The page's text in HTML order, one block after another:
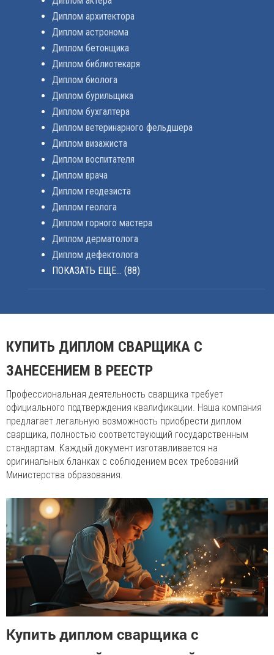
Диплом архитектора
Диплом астронома
Диплом бетонщика
Диплом библиотекаря
Диплом биолога
Диплом бурильщика
Диплом бухгалтера
Диплом ветеринарного фельдшера
Диплом визажиста
Диплом воспитателя
Диплом врача
Диплом геодезиста
Диплом геолога
Диплом горного мастера
Диплом дерматолога
Диплом дефектолога
ПОКАЗАТЬ ЕЩЕ... (88)
КУПИТЬ ДИПЛОМ СВАРЩИКА С
ЗАНЕСЕНИЕМ В РЕЕСТР
Профессиональная деятельность сварщика требует
официального подтверждения квалификации. Наша компания
предлагает легальную возможность приобрести диплом
сварщика, полностью соответствующий государственным
стандартам. Каждый документ изготавливается на
оригинальных бланках с соблюдением всех требований
Министерства образования.
Купить диплом сварщика с